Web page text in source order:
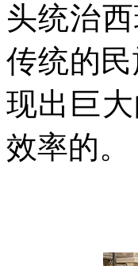
头统治
传统的民
现出巨
效率的。